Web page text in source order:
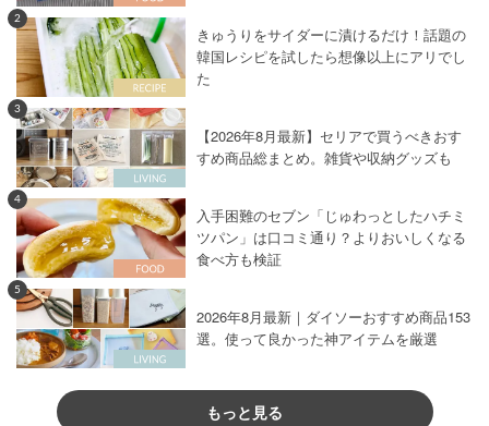
2
きゅうりをサイダーに漬けるだけ！話題の
韓国レシピを試したら想像以上にアリでし
た
3
【2026年8月最新】セリアで買うべきおす
すめ商品総まとめ。雑貨や収納グッズも
4
入手困難のセブン「じゅわっとしたハチミ
ツパン」は口コミ通り？よりおいしくなる
食べ方も検証
5
2026年8月最新｜ダイソーおすすめ商品153
選。使って良かった神アイテムを厳選
もっと見る